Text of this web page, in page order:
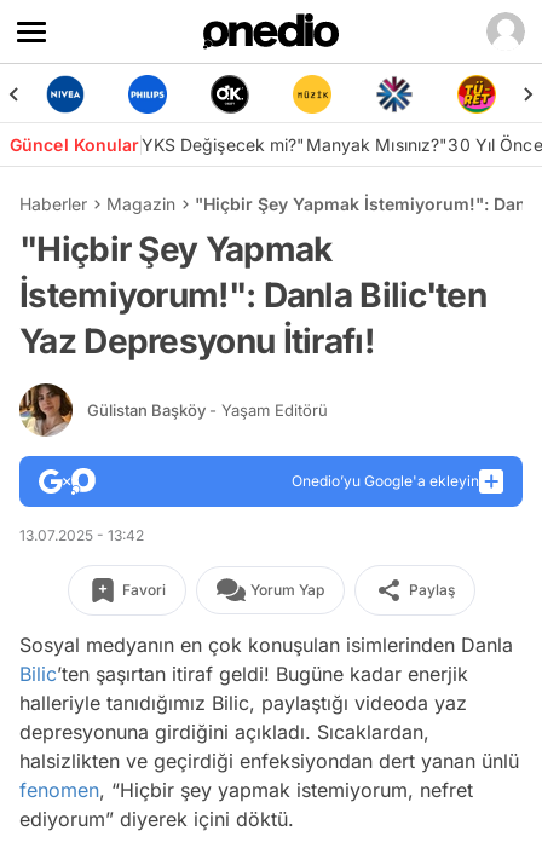
Güncel KonularYKS Değişecek mi?"Manyak Mısınız?"30 Yıl
Haberler Magazin "Hiçbir Şey Yapmak İstemiyorum!":
"Hiçbir Şey Yapmak
İstemiyorum!": Danla Bilic'ten
Yaz Depresyonu İtirafı!
Gülistan Başköy - Yaşam Editörü
Onedio’yu Google'a ekleyin
13.07.2025 - 13:42
Favori Yorum Yap Paylaş
Sosyal medyanın en çok konuşulan isimlerinden Danla
Bilic’ten şaşırtan itiraf geldi! Bugüne kadar enerjik
halleriyle tanıdığımız Bilic, paylaştığı videoda yaz
depresyonuna girdiğini açıkladı. Sıcaklardan,
halsizlikten ve geçirdiği enfeksiyondan dert yanan ünlü
fenomen, “Hiçbir şey yapmak istemiyorum, nefret
ediyorum” diyerek içini döktü.